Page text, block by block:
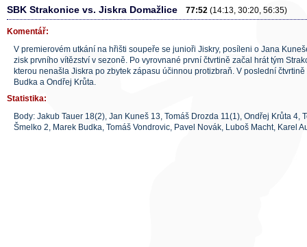
SBK Strakonice vs. Jiskra Domažlice 77:52 (14:13, 30:20, 56:35)
Komentář:
V premierovém utkání na hřišti soupeře se junioři Jiskry, posíleni o Jana
zisk prvního vítězství v sezoně. Po vyrovnané první čtvrtině začal hrát tým
kterou nenašla Jiskra po zbytek zápasu účinnou protizbraň. V poslední
Budka a Ondřej Krůta.
Statistika:
Body: Jakub Tauer 18(2), Jan Kuneš 13, Tomáš Drozda 11(1), Ondřej Krůta 4,
Šmelko 2, Marek Budka, Tomáš Vondrovic, Pavel Novák, Luboš Macht, Karel